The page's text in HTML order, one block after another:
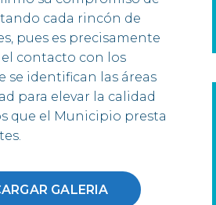
cada rincón de
pues es precisamente
el contacto con los
se identifican las áreas
para elevar la calidad
que el Municipio presta
GALERIA